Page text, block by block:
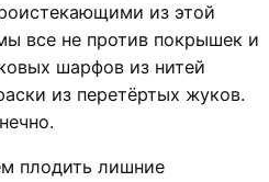
из этой
все не против покрышек и
шарфов из нитей
из перетёртых жуков.
плодить лишние